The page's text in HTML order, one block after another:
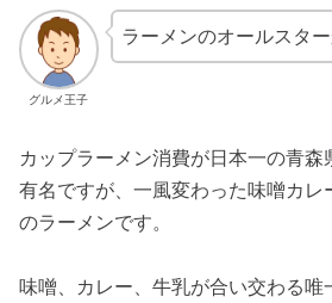
グルメ王子
ラーメンのオールスタ
カップラーメン消費が日本一の青森
有名ですが、一風変わった味噌カレ
のラーメンです。
味噌、カレー、牛乳が合い交わる唯